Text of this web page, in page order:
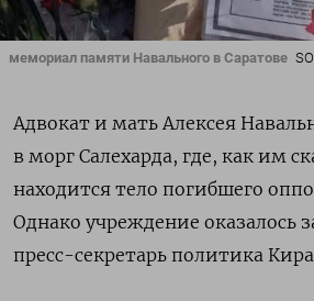
мемориал памяти Навального в Саратове
Адвокат и мать Алексея
в морг Салехарда, где, как им
находится тело погибшего
Однако учреждение оказалось
пресс-секретарь политика